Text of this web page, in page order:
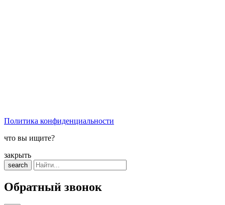
Политика конфиденциальности
что вы ищите?
закрыть
search
Обратный звонок